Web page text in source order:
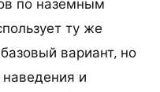
по наземным
ту же
вариант, но
и